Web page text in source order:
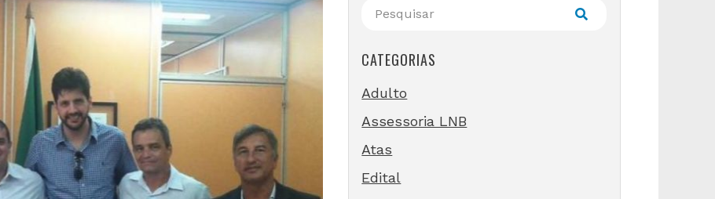
CATEGORIAS
Adulto
Assessoria LNB
Atas
Edital